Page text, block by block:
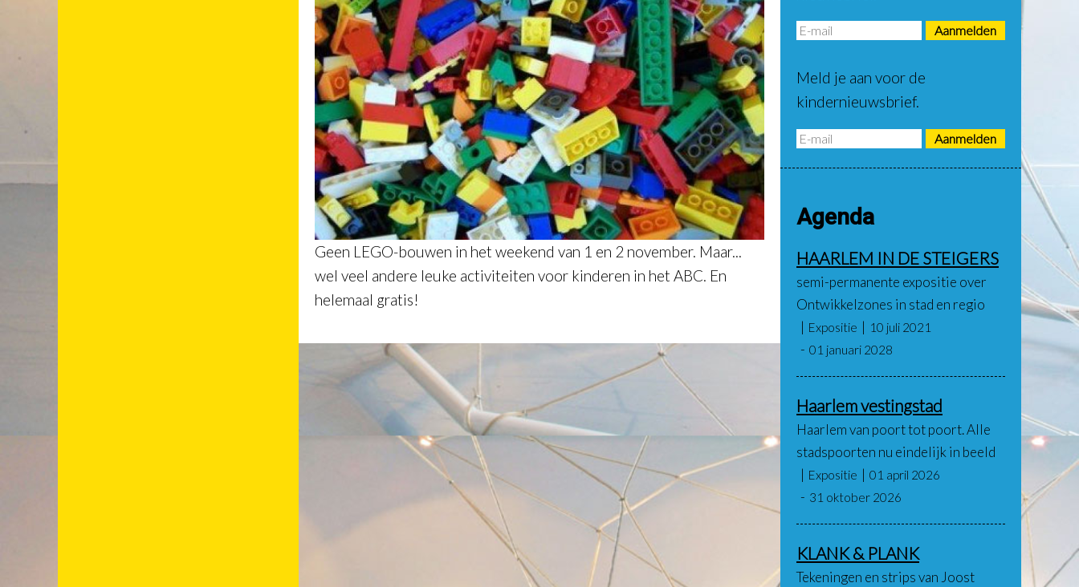
Geen LEGO-bouwen in het weekend van 1 en 2 november. Maar...
wel veel andere leuke activiteiten voor kinderen in het ABC. En
helemaal gratis!
Meld je aan voor de
kindernieuwsbrief.
Agenda
HAARLEM IN DE STEIGERS
semi-permanente expositie over
Ontwikkelzones in stad en regio
Expositie
10 juli 2021
01 januari 2028
Haarlem vestingstad
Haarlem van poort tot poort. Alle
stadspoorten nu eindelijk in beeld
Expositie
01 april 2026
31 oktober 2026
KLANK & PLANK
Tekeningen en strips van Joost